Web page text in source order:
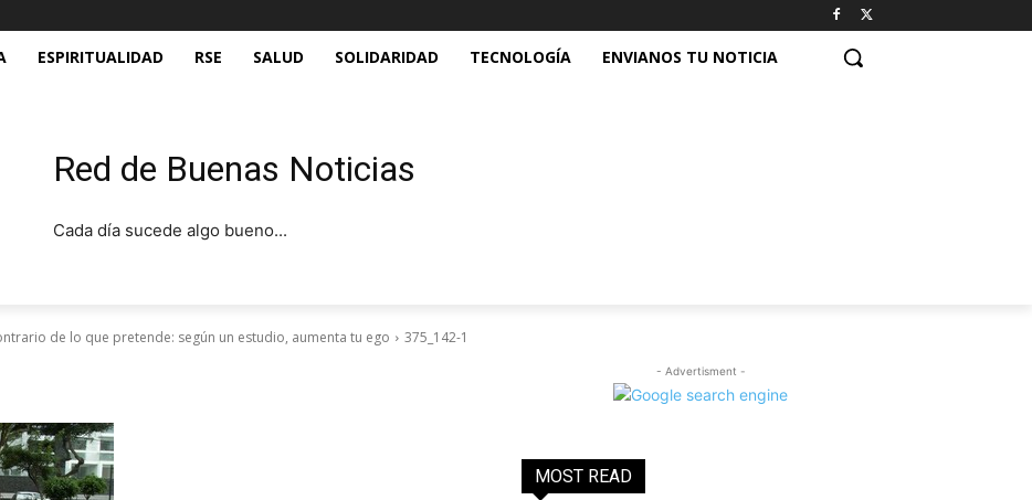
ESPIRITUALIDAD RSE SALUD SOLIDARIDAD TECNOLOGÍA ENVIANOS TU NOTICIA
Red de Buenas Noticias
Cada día sucede algo bueno...
de lo que pretende: según un estudio, aumenta tu ego 375_142-1
- Advertisment -
MOST READ